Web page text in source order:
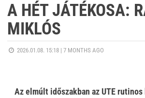
A HÉT JÁTÉKOSA:
MIKLÓS
2026.01.08. 15:18 | 7 MONTHS AGO
Az elmúlt időszakban az UTE rutinos